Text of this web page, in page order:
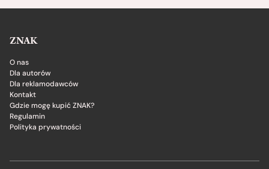
ZNAK
O nas
Dla autorów
Dla reklamodawców
Kontakt
Gdzie mogę kupić ZNAK?
Regulamin
Polityka prywatności